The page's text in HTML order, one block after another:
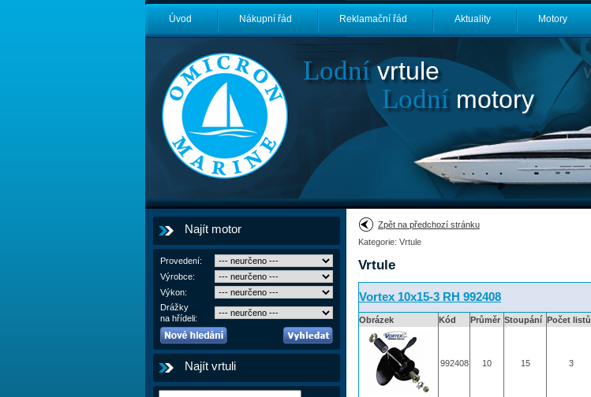
Úvod Nákupní řád Reklamační řád Aktuality Motory
Lodnívrtule
Lodnímotory
Najít motor
Provedení:
Výrobce:
Výkon:
Drážky
na hřídeli:
Najít vrtuli
Zpět na předchozí stránku
Kategorie: Vrtule
Vrtule
Vortex 10x15-3 RH 992408
Obrázek Kód Průměr Stoupání Počet listů
992408 10 15 3